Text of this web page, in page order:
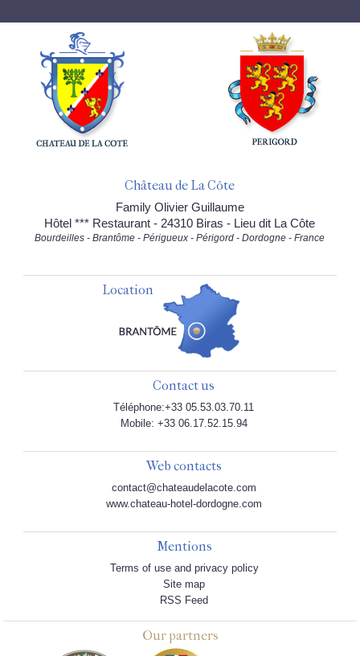
Château de La Côte
Family Olivier Guillaume
Hôtel *** Restaurant - 24310 Biras - Lieu dit La Côte
Bourdeilles - Brantôme - Périgueux - Périgord - Dordogne - France
Location
Contact us
Téléphone:+33 05.53.03.70.11
Mobile: +33 06.17.52.15.94
Web contacts
contact@chateaudelacote.com
www.chateau-hotel-dordogne.com
Mentions
Terms of use and privacy policy
Site map
RSS Feed
Our partners